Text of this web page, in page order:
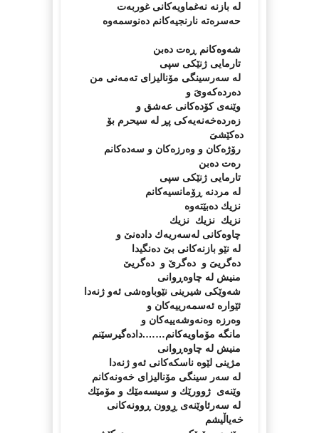
لە بازنە نەغماویەكانى غوربەت
حەسرەتە نارنجیەكانم دەنوسمەوە
شەوەكانم ڕەت دەبن
تارمایى ژنێكى سپى
لە سەرسینگى مۆنالیزاى تەمەنى من
دەردەكەوىَ و
وێنەى كۆدەكانى عەشق و
زەردەخەنەیەكى پڕ لە سیحرم بۆ
دەكێشىَ
رۆژەكان و وەرزەكان و سەدەكانم
رەت دەبن
تارمایى ژنێكى سپى
لە مردنە ڕۆمانسیەكانم
نزیك دەبێتەوە
نزیك نزیك نزیك
چاوەكانى لەسەریەك دادەنێ و
لە نێو بازنەكانى بێ دەنگیدا
دەگریىَ و دەگرێ و دەگریێ
منیش لە چاوەڕوانى
شەوێكى شیرینى نێوباوەشى ئەو ژنەدا
ئێوارە ئەسمەرییەكان و
وەرزە وەنەوشەییەكان و
مانگە مۆماویەكانم…….دادەگیرسێنم
منیش لە چاوەڕوانى
مژینى لێوە ناسكەكانى ئەو ژنەدا
لە سەر سینگى مۆنالیزاى خەونەكانم
وێنەى ژوورێك و سیسەمێك و مۆمێك
لە سەرئاوێنەى ڕِوون ڕوونەكانى
خەیاڵیشم